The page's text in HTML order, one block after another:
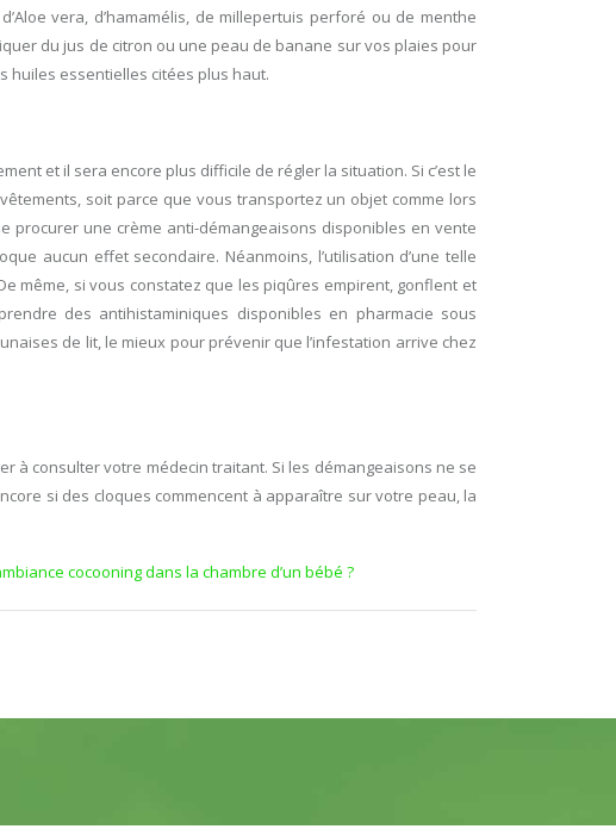
vera, d’hamamélis, de millepertuis perforé ou de menthe
du jus de citron ou une peau de banane sur vos plaies pour
huiles essentielles citées plus haut.
et il sera encore plus difficile de régler la situation. Si c’est le
soit parce que vous transportez un objet comme lors
procurer une crème anti-démangeaisons disponibles en vente
aucun effet secondaire. Néanmoins, l’utilisation d’une telle
même, si vous constatez que les piqûres empirent, gonflent et
des antihistaminiques disponibles en pharmacie sous
de lit, le mieux pour prévenir que l’infestation arrive chez
à consulter votre médecin traitant. Si les démangeaisons ne se
si des cloques commencent à apparaître sur votre peau, la
cocooning dans la chambre d’un bébé ?